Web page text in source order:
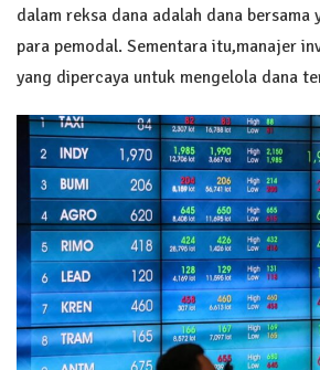
dalam reksa dana adalah dana bersama
para pemodal. Sementara itu,manajer
yang dipercaya untuk mengelola dana